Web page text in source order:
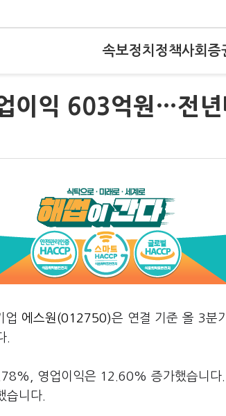
속보정치 정책사회 증
이익 603억원…전
업 에스원(012750)은 연결 기준 올 3분
.
영업이익은 12.60% 증가했습니
습니다.